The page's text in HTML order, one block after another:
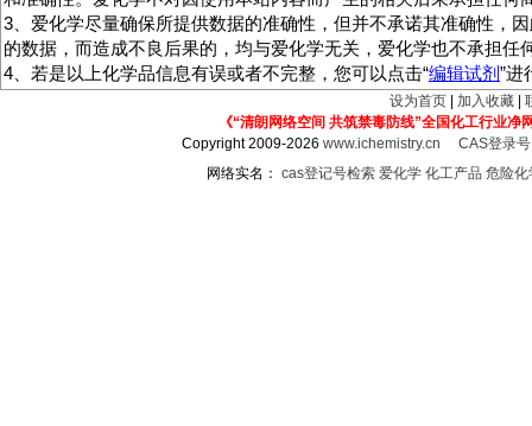
3、爱化学尽量确保所提供数据的准确性，但并不承诺其准确性，
的数据，而造成不良后果的，均与爱化学无关，爱化学也不承担任
4、若是以上化学品信息有误或者不完整，您可以点击“编辑试剂”进
设为首页 加入收藏
《“清朗网络空间 共筑禁毒防线”全国化工行业净
Copyright 2009-2026www.ichemistry.cn
CAS登录
网络实名： cas登记号检索 爱化学 化工产品 危险化